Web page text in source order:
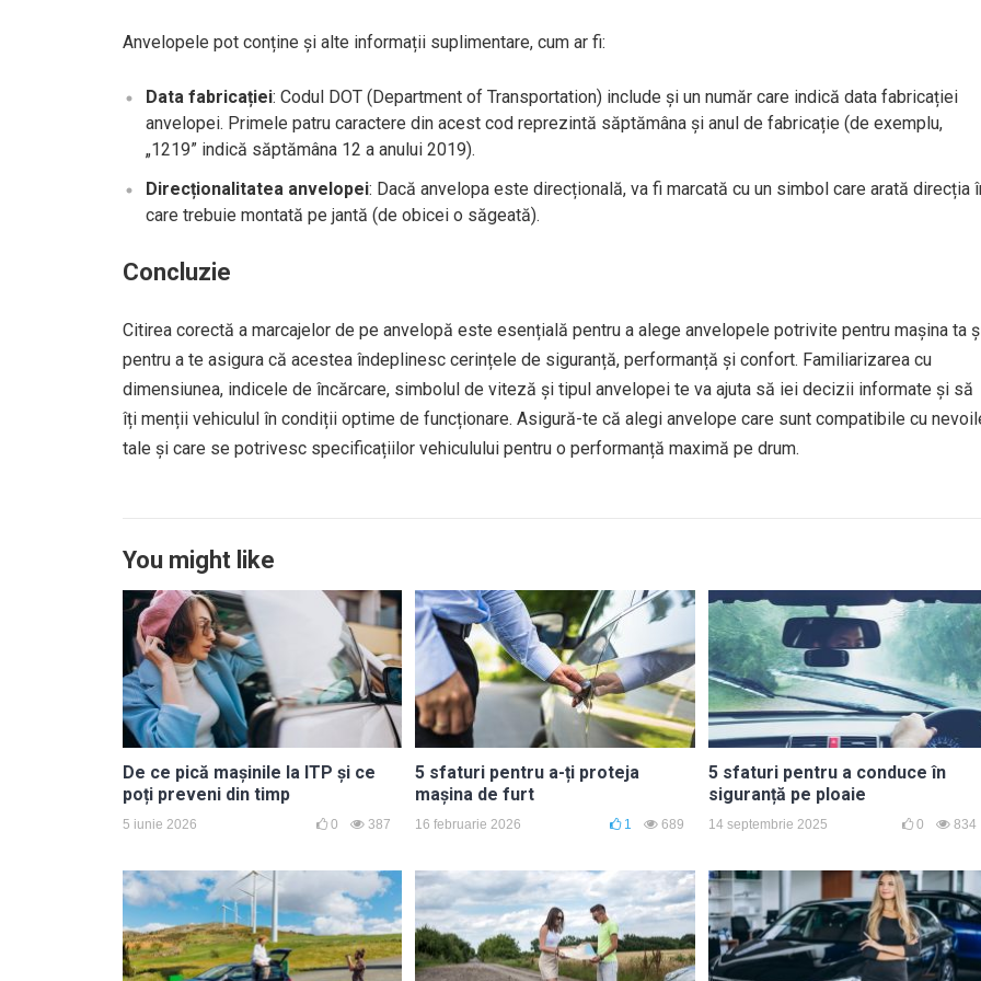
Anvelopele pot conține și alte informații suplimentare, cum ar fi:
Data fabricației: Codul DOT (Department of Transportation) include și un număr care indică data fabricației
anvelopei. Primele patru caractere din acest cod reprezintă săptămâna și anul de fabricație (de exemplu,
„1219” indică săptămâna 12 a anului 2019).
Direcționalitatea anvelopei: Dacă anvelopa este direcțională, va fi marcată cu un simbol care arată direcția
care trebuie montată pe jantă (de obicei o săgeată).
Concluzie
Citirea corectă a marcajelor de pe anvelopă este esențială pentru a alege anvelopele potrivite pentru mașina ta
pentru a te asigura că acestea îndeplinesc cerințele de siguranță, performanță și confort. Familiarizarea cu
dimensiunea, indicele de încărcare, simbolul de viteză și tipul anvelopei te va ajuta să iei decizii informate și să
îți menții vehiculul în condiții optime de funcționare. Asigură-te că alegi anvelope care sunt compatibile cu
tale și care se potrivesc specificațiilor vehiculului pentru o performanță maximă pe drum.
You might like
De ce pică mașinile la ITP și ce
poți preveni din timp
5 iunie 2026 0 387
5 sfaturi pentru a-ți proteja
mașina de furt
16 februarie 2026 1 689
5 sfaturi pentru a conduce în
siguranță pe ploaie
14 septembrie 2025 0 834